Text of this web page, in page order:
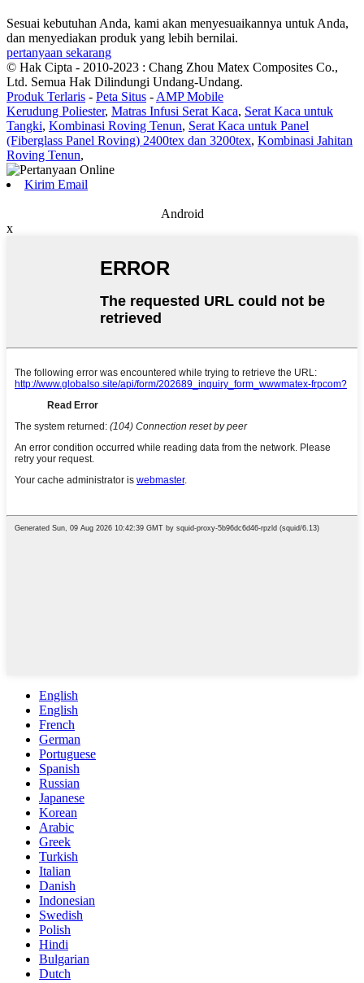
Sesuai kebutuhan Anda, kami akan menyesuaikannya untuk Anda,
dan menyediakan produk yang lebih bernilai.
pertanyaan sekarang
© Hak Cipta - 2010-2023 : Chang Zhou Matex Composites Co.,
Ltd. Semua Hak Dilindungi Undang-Undang.
Produk Terlaris - Peta Situs - AMP Mobile
Kerudung Poliester, Matras Infusi Serat Kaca, Serat Kaca untuk
Tangki, Kombinasi Roving Tenun, Serat Kaca untuk Panel
(Fiberglass Panel Roving) 2400tex dan 3200tex, Kombinasi Jahitan
Roving Tenun,
Kirim Email
Android
x
English
English
French
German
Portuguese
Spanish
Russian
Japanese
Korean
Arabic
Greek
Turkish
Italian
Danish
Indonesian
Swedish
Polish
Hindi
Bulgarian
Dutch